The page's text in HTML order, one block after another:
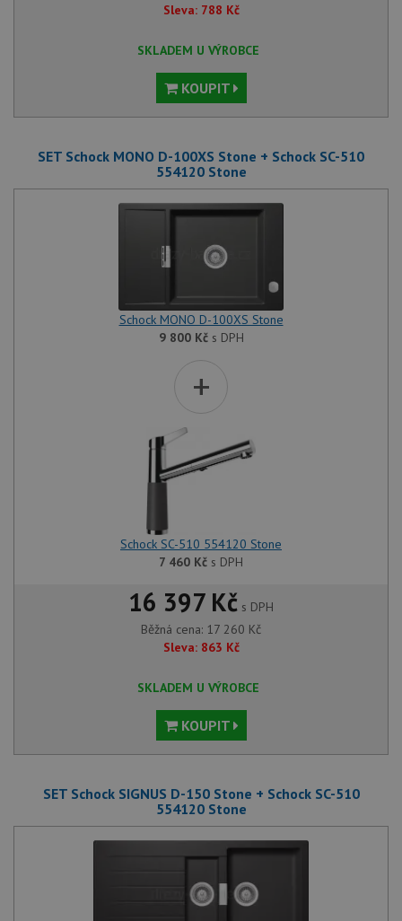
Sleva: 788 Kč
SKLADEM U VÝROBCE
KOUPIT
SET Schock MONO D-100XS Stone + Schock SC-510
554120 Stone
Schock MONO D-100XS Stone
9 800 Kčs DPH
+
Schock SC-510 554120 Stone
7 460 Kč s DPH
16 397 Kč s DPH
Běžná cena: 17 260 Kč
Sleva: 863 Kč
SKLADEM U VÝROBCE
KOUPIT
SET Schock SIGNUS D-150 Stone + Schock SC-510
554120 Stone